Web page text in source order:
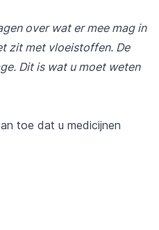
over wat er mee mag in
zit met vloeistoffen. De
Dit is wat u moet weten
toe dat u medicijnen